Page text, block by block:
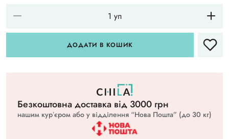
ДОДАТИ В КОШИК
Безкоштовна доставка вiд 3000 грн
нашим курʼєром або у відділення “Нова Пошта” (до 30 кг)